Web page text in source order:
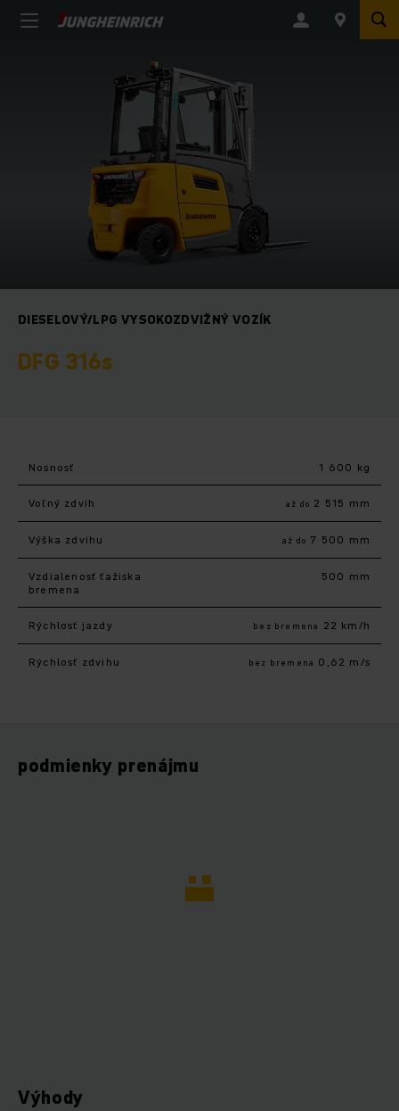
DIESELOVÝ/LPG VYSOKOZDVIŽNÝ VOZÍK
DFG 316s
Nosnosť 1 600 kg
Voľný zdvih až do 2 515 mm
Výška zdvihu až do 7 500 mm
Vzdialenosť ťažiska
bremena
500 mm
Rýchlosť jazdy bez bremena 22 km/h
Rýchlosť zdvihu bez bremena 0,62 m/s
podmienky prenájmu
Výhody